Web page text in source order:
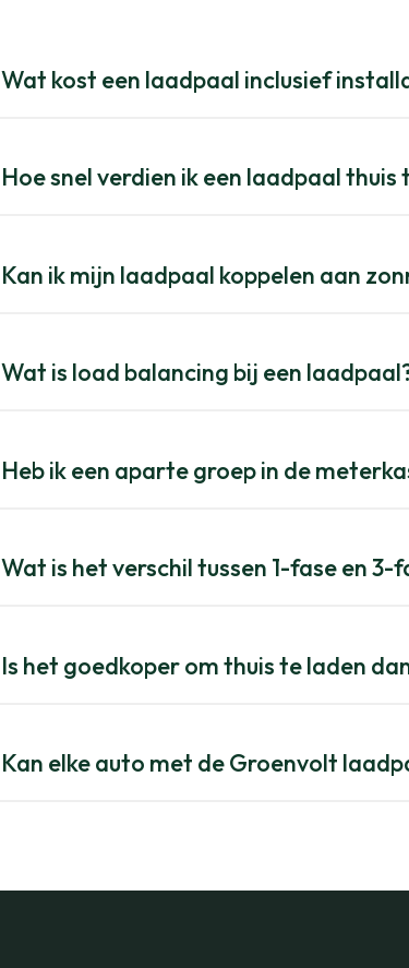
Wat kost een laadpaal inclusief
Hoe snel verdien ik een laadpaal thuis
Kan ik mijn laadpaal koppelen aan
Wat is load balancing bij een
Heb ik een aparte groep in de
Wat is het verschil tussen 1-fase en 3-
Is het goedkoper om thuis te laden
Kan elke auto met de Groenvolt